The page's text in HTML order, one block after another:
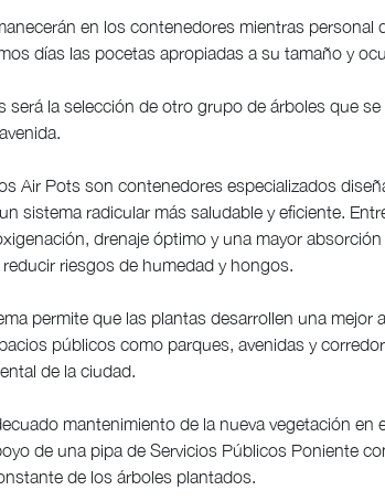
en los contenedores mientras personal
días las pocetas apropiadas a su tamaño y
será la selección de otro grupo de árboles que
Air Pots son contenedores especializados
sistema radicular más saludable y eficiente.
drenaje óptimo y una mayor
riesgos de humedad y hongos.
permite que las plantas desarrollen una mejor
públicos como parques, avenidas y
de la ciudad.
mantenimiento de la nueva vegetación en
de una pipa de Servicios Públicos Poniente
de los árboles plantados.